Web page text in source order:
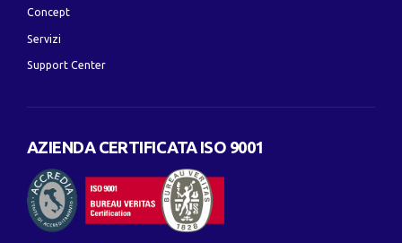
Concept
Servizi
Support Center
AZIENDA CERTIFICATA ISO 9001